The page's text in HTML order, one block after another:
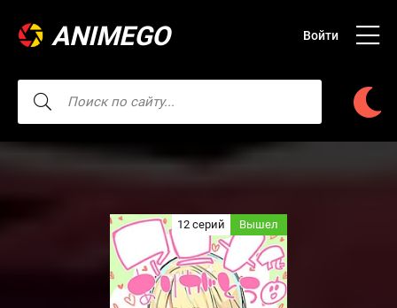
ANIMEGO Войти
12 серий Вышел